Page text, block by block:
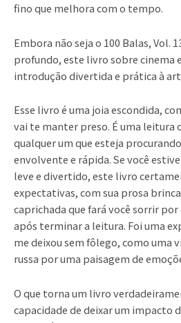
fino que melhora com o tempo.
Embora não seja o 100 Balas, Vol.
profundo, este livro sobre cinema
introdução divertida e prática à
Esse livro é uma joia escondida,
vai te manter preso. É uma leitura
qualquer um que esteja
envolvente e rápida. Se você
leve e divertido, este livro
expectativas, com sua prosa
caprichada que fará você sorrir
após terminar a leitura. Foi uma
me deixou sem fôlego, como uma
russa por uma paisagem de
O que torna um livro
capacidade de deixar um impacto